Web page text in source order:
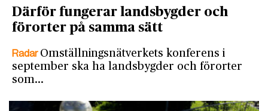
Därför fungerar landsbygder och
förorter på samma sätt
Radar Omställningsnätverkets konferens i
september ska ha landsbygder och förorter
som…